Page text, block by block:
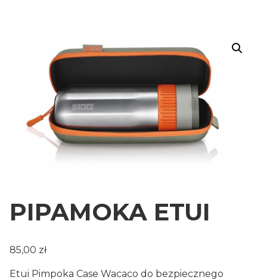
PIPAMOKA ETUI
85,00 zł
Etui Pimpoka Case Wacaco do bezpiecznego